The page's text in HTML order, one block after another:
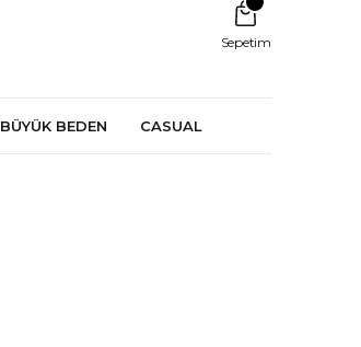
Sepetim
BÜYÜK BEDEN CASUAL